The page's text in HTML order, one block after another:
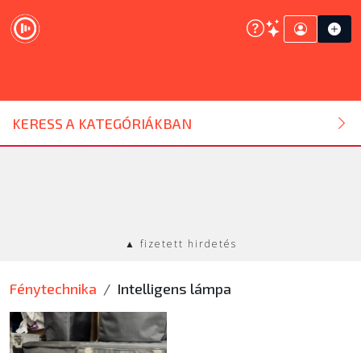
KERESS A KATEGÓRIÁKBAN
DJ ESZKÖZ
HANGTECHNIKA
EGYÉB
SZOLGÁLTATÁSOK
▲ fizetett hirdetés
Fénytechnika Intelligens lámpa